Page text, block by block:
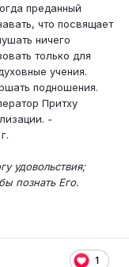
преданный
что посвящает
ничего
только для
учения.
подношения.
Притху
-
удовольствия;
познать Его.
1